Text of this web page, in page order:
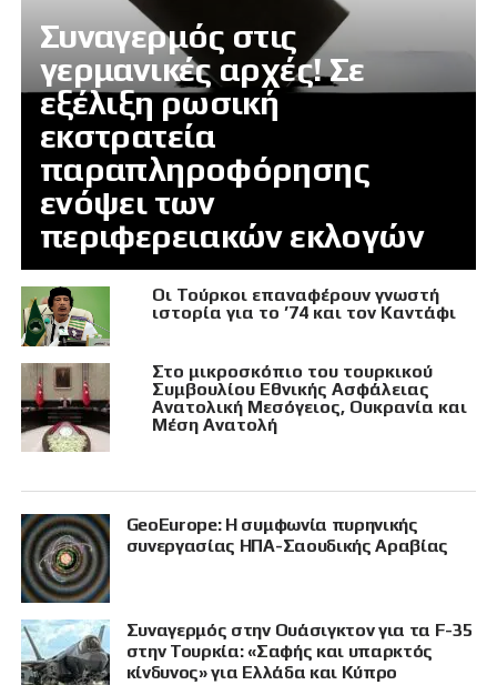
Συναγερμός στις
γερμανικές αρχές! Σε
εξέλιξη ρωσική
εκστρατεία
παραπληροφόρησης
ενόψει των
περιφερειακών εκλογών
Οι Τούρκοι επαναφέρουν γνωστή
ιστορία για το ’74 και τον Καντάφι
Στο μικροσκόπιο του τουρκικού
Συμβουλίου Εθνικής Ασφάλειας
Ανατολική Μεσόγειος, Ουκρανία και
Μέση Ανατολή
GeoEurope: Η συμφωνία πυρηνικής
συνεργασίας ΗΠΑ-Σαουδικής Αραβίας
Συναγερμός στην Ουάσιγκτον για τα F-35
στην Τουρκία: «Σαφής και υπαρκτός
κίνδυνος» για Ελλάδα και Κύπρο